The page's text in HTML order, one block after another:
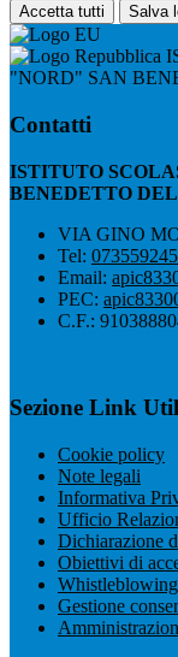
Accetta tutti Salva
"NORD" SAN
Contatti
ISTITUTO
BENEDETTO
VIA GINO
Tel:
Email:
PEC:
C.F.:
Sezione Link
Cookie policy
Note legali
Informativa
Ufficio
Dichiarazione
Obiettivi di
Whistleblowing
Gestione